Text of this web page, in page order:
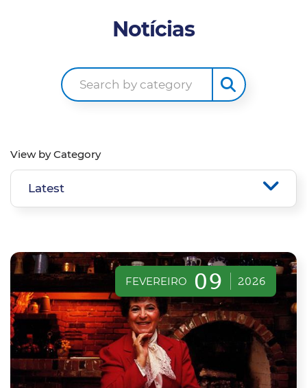
Notícias
Search by category
View by Category
FEVEREIRO 09 2026